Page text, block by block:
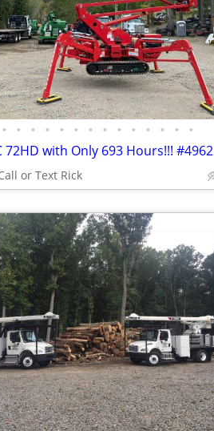
• • • • • • • • • • • • • •
72HD with Only 693 Hours!!! #4962
or Text Rick